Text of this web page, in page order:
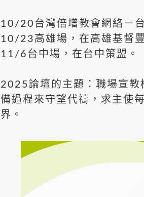
10/20台灣倍增教會網絡－
10/23高雄場，在高雄基督豐
11/6台中場，在台中策盟。
2025論壇的主題：職場宣教
備過程來守望代禱，求主使
界。